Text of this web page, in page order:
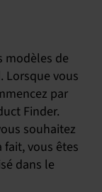
modèles de
Lorsque vous
par
Finder.
souhaitez
vous êtes
dans le